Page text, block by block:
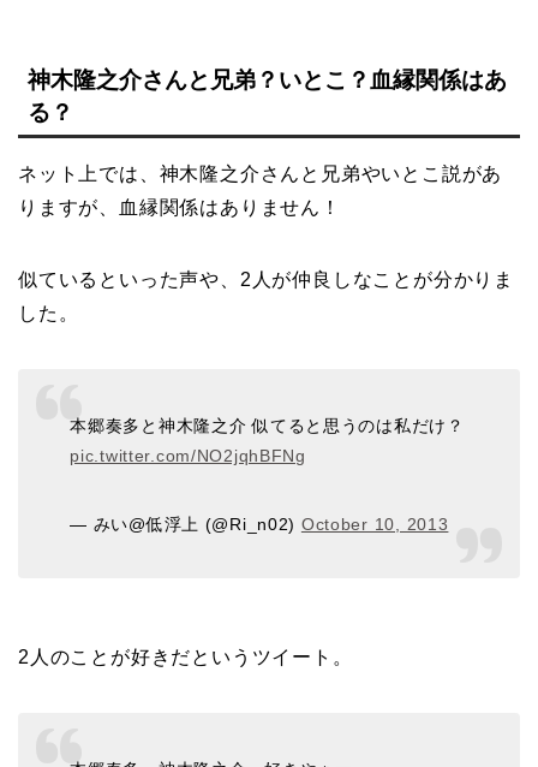
神木隆之介さんと兄弟？いとこ？血縁関係はあ
る？
ネット上では、神木隆之介さんと兄弟やいとこ説があ
りますが、血縁関係はありません！
似ているといった声や、2人が仲良しなことが分かりま
した。
本郷奏多と神木隆之介 似てると思うのは私だけ？
pic.twitter.com/NO2jqhBFNg
— みい@低浮上 (@Ri_n02) October 10, 2013
2人のことが好きだというツイート。